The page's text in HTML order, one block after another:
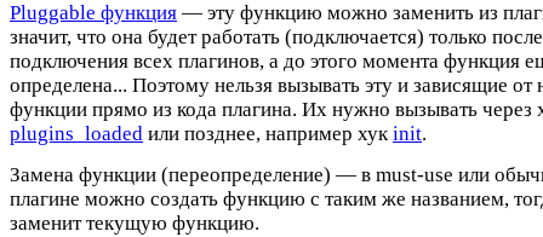
Pluggable функция — эту функцию можно заменить из
значит, что она будет работать (подключается) только после
подключения всех плагинов, а до этого момента функция
определена... Поэтому нельзя вызывать эту и зависящие от
функции прямо из кода плагина. Их нужно вызывать через
plugins_loaded или позднее, например хукinit.
Замена функции (переопределение) — в must-use или
плагине можно создать функцию с таким же названием,
заменит текущую функцию.